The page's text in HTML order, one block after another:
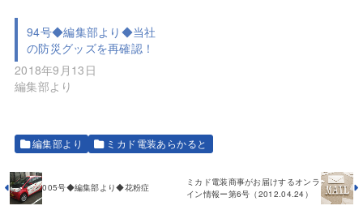
94号◆編集部より◆当社
の防災グッズを再確認！
2018年9月13日
編集部より
編集部より ミカド電装あらかると
ミカド電装商事がお届けするオンラ
イン情報ー第6号（2012.04.24）
005号◆編集部より◆花粉症